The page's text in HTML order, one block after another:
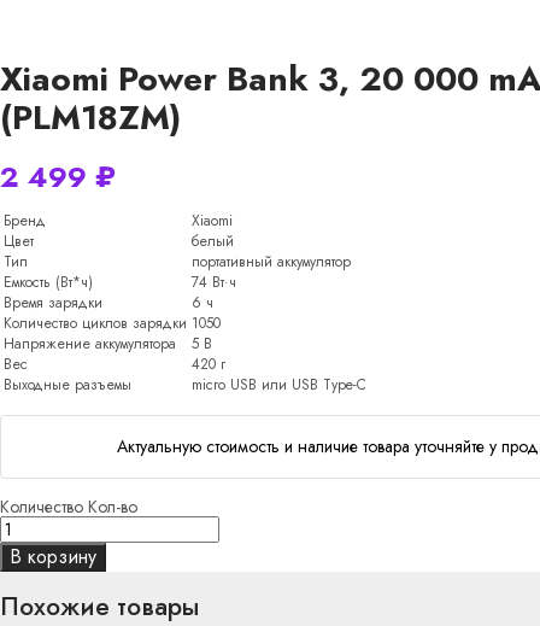
Xiaomi Power Bank 3, 20 000
(PLM18ZM)
2 499 ₽
Бренд
Xiaomi
Цвет
белый
Тип
портативный аккумулятор
Емкость (Вт*ч)
74 Вт·ч
Время зарядки
6 ч
Количество циклов зарядки 1050
Напряжение аккумулятора
5 В
Вес
420 г
Выходные разъемы
micro USB или USB Type-C
Актуальную стоимость и наличие товара уточняйте у
Количество Кол-во
В корзину
Похожие товары